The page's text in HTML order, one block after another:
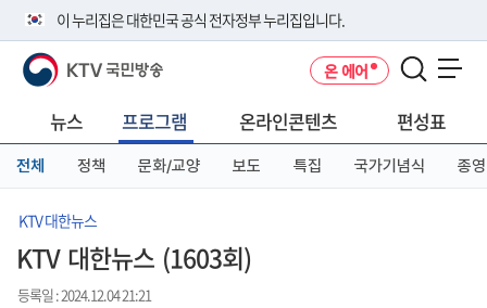
이 누리집은 대한민국 공식 전자정부 누리집입니다.
공식 누리집 주소 확인하기
니다.
이밖에 or.kr 또는 .kr등 다른 도메인 주소를 사용하고 있다면 아래 URL에
서 도메인 주소를 확인해 보세요
KTV 국민방송 온 에어
뉴스 프로그램 온라인콘텐츠 편성표
전체 정책 문화/교양 보도 특집 국가기념식 종영
KTV 대한뉴스
KTV 대한뉴스 (1603회)
등록일 : 2024.12.04 21:21